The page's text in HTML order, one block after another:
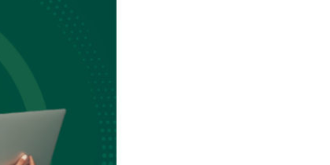
הבודהא
ב. יש סיבה
הסבל. לאחר
מרשימה.
בכל רחבי
התפשט